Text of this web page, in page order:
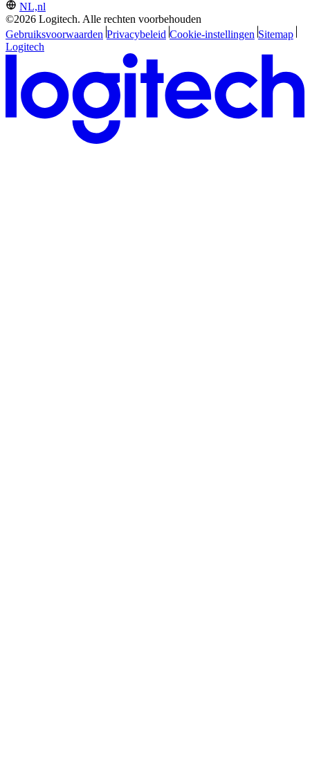
NL,nl
©2026 Logitech. Alle rechten voorbehouden
Gebruiksvoorwaarden Privacybeleid Cookie-instellingen Sitemap
Logitech